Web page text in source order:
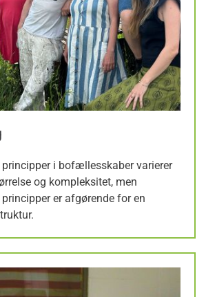
i bofællesskaber varierer
og kompleksitet, men
er afgørende for en